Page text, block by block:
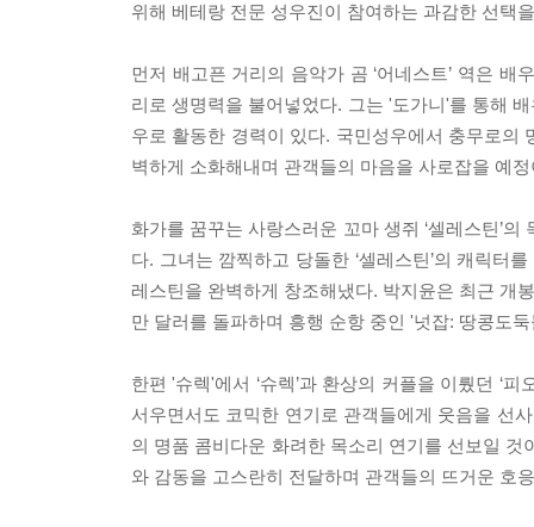
위해 베테랑 전문 성우진이 참여하는 과감한 선택
먼저 배고픈 거리의 음악가 곰 ‘어네스트’ 역은
리로 생명력을 불어넣었다. 그는 '도가니'를 통해
우로 활동한 경력이 있다. 국민성우에서 충무로의
벽하게 소화해내며 관객들의 마음을 사로잡을 예
화가를 꿈꾸는 사랑스러운 꼬마 생쥐 ‘셀레스틴’
다. 그녀는 깜찍하고 당돌한 ‘셀레스틴’의 캐릭터
레스틴을 완벽하게 창조해냈다. 박지윤은 최근 개
만 달러를 돌파하며 흥행 순항 중인 '넛잡: 땅콩도
한편 '슈렉'에서 ‘슈렉’과 환상의 커플을 이뤘던 ‘
서우면서도 코믹한 연기로 관객들에게 웃음을 선
의 명품 콤비다운 화려한 목소리 연기를 선보일
와 감동을 고스란히 전달하며 관객들의 뜨거운 호